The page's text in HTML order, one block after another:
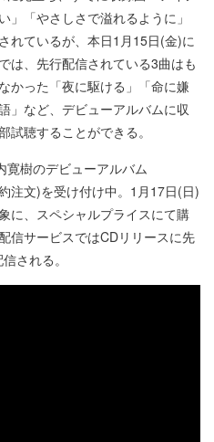
」「やさしさで溢れるように」
れているが、本日1月15日(金)に
は、先行配信されている3曲はも
かった「夜に駆ける」「命に嫌
」など、デビューアルバムに収
聴することができる。
寛樹のデビューアルバム
注文)を受け付け中。1月17日(日)
に、スペシャルプライスにて購
信サービスではCDリリースに先
される。